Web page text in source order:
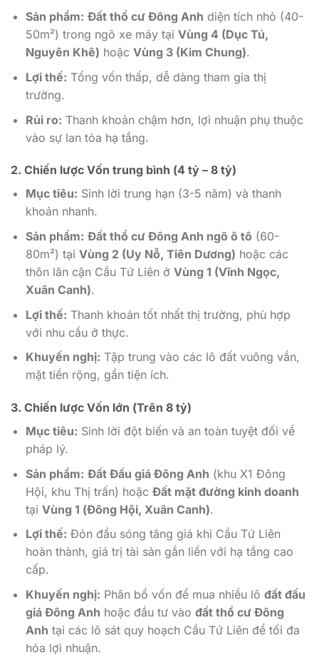
Sản phẩm: Đất thổ cư Đông Anh diện tích nhỏ (40-
50m²) trong ngõ xe máy tại Vùng 4 (Dục Tú,
Nguyên Khê) hoặc Vùng 3 (Kim Chung).
Lợi thế: Tổng vốn thấp, dễ dàng tham gia thị
trường.
Rủi ro: Thanh khoản chậm hơn, lợi nhuận phụ thuộc
vào sự lan tỏa hạ tầng.
2. Chiến lược Vốn trung bình (4 tỷ – 8 tỷ)
Mục tiêu: Sinh lời trung hạn (3-5 năm) và thanh
khoản nhanh.
Sản phẩm: Đất thổ cư Đông Anh ngõ ô tô (60-
80m²) tại Vùng 2 (Uy Nỗ, Tiên Dương) hoặc các
thôn lân cận Cầu Tứ Liên ở Vùng 1 (Vĩnh Ngọc,
Xuân Canh).
Lợi thế: Thanh khoản tốt nhất thị trường, phù hợp
với nhu cầu ở thực.
Khuyến nghị: Tập trung vào các lô đất vuông vắn,
mặt tiền rộng, gần tiện ích.
3. Chiến lược Vốn lớn (Trên 8 tỷ)
Mục tiêu: Sinh lời đột biến và an toàn tuyệt đối về
pháp lý.
Sản phẩm: Đất Đấu giá Đông Anh (khu X1 Đông
Hội, khu Thị trấn) hoặc Đất mặt đường kinh doanh
tại Vùng 1 (Đông Hội, Xuân Canh).
Lợi thế: Đón đầu sóng tăng giá khi Cầu Tứ Liên
hoàn thành, giá trị tài sản gắn liền với hạ tầng cao
cấp.
Khuyến nghị: Phân bổ vốn để mua nhiều lô đất đấu
giá Đông Anh hoặc đầu tư vào đất thổ cư Đông
Anh tại các lô sát quy hoạch Cầu Tứ Liên để tối đa
hóa lợi nhuận.